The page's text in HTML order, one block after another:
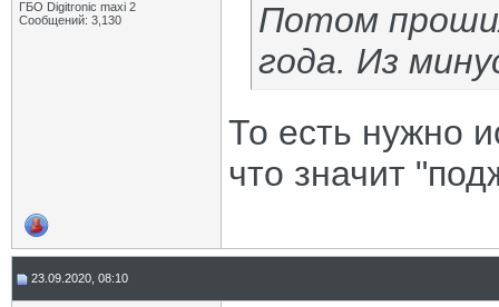
ГБО Digitronic maxi 2
Сообщений: 3,130
Потом
года. Из
То есть нужно
что значит
23.09.2020, 08:10